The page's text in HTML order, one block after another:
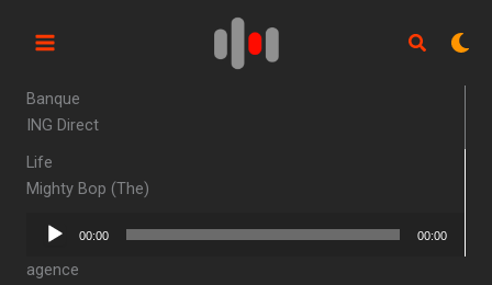
Banque
ING Direct
Life
Mighty Bop (The)
Lecteur
00:00 00:00
agence